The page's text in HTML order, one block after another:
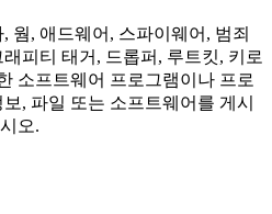
웜, 애드웨어, 스파이웨어, 범죄
피티 태거, 드롭퍼, 루트킷, 키로
소프트웨어 프로그램이나 프로
, 파일 또는 소프트웨어를 게시
오.